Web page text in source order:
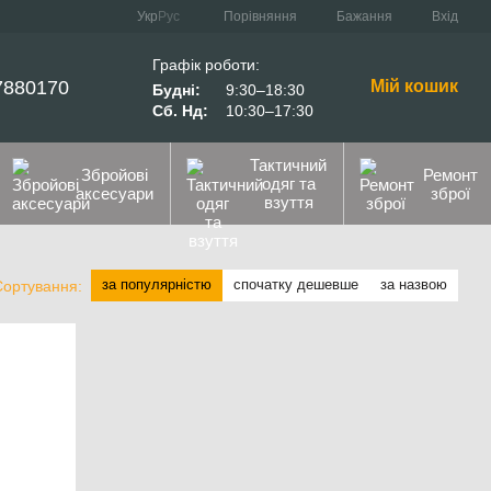
Укр Рус Порівняння Бажання Вхід
Графік роботи:
Будні:
9:30–18:30
Сб. Нд:
10:30–17:30
Мій кошик
Збройові
аксесуари
Тактичний
одяг та
взуття
Ремонт
зброї
за популярністю спочатку дешевше за назвою